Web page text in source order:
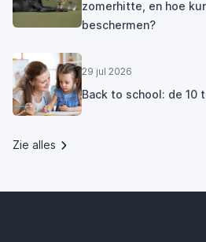
zomerhitte, en hoe
beschermen?
29 jul 2026
Back to school: de 10
Zie alles